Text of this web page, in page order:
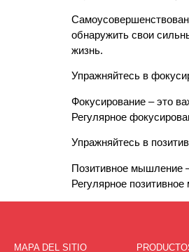
обнаружить свои
жизнь.
Упражняйтесь в
Фокусирование – это
Регулярное
Упражняйтесь в
Позитивное мышление
Регулярное
MAPA DEL SITIO